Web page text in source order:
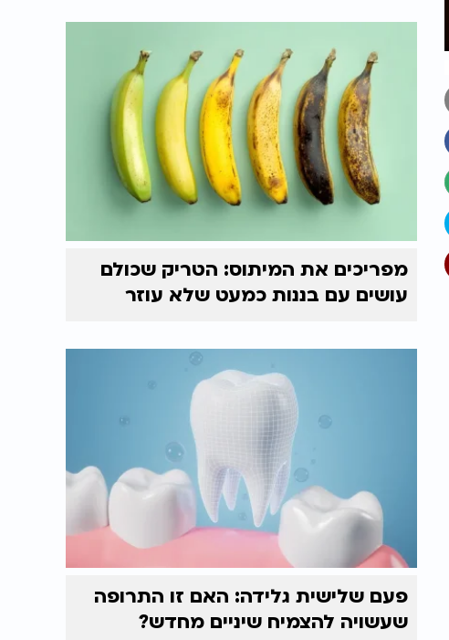
מפריכים את המיתוס: הטריק שכולם
עושים עם בננות כמעט שלא עוזר
פעם שלישית גלידה: האם זו התרופה
שעשויה להצמיח שיניים מחדש?